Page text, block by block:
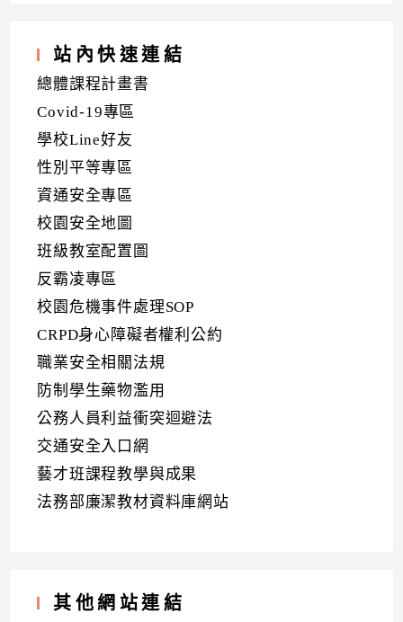
站內快速連結
總體課程計畫書
Covid-19專區
學校Line好友
性別平等專區
資通安全專區
校園安全地圖
班級教室配置圖
反霸凌專區
校園危機事件處理SOP
CRPD身心障礙者權利公約
職業安全相關法規
防制學生藥物濫用
公務人員利益衝突迴避法
交通安全入口網
藝才班課程教學與成果
法務部廉潔教材資料庫網站
其他網站連結